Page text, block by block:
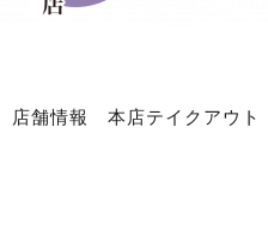
店舗情報 本店テイクアウト